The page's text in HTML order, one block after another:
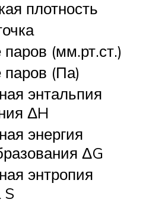
плотность
(мм.рт.ст.)
(Па)
энтальпия
ΔH
энергия
ΔG
энтропия
S